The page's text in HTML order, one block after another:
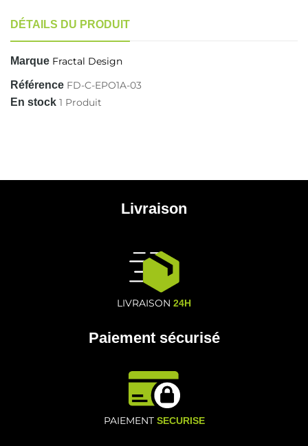
DÉTAILS DU PRODUIT
Marque Fractal Design
Référence FD-C-EPO1A-03
En stock 1 Produit
Livraison
LIVRAISON 24H
Paiement sécurisé
PAIEMENT SECURISE